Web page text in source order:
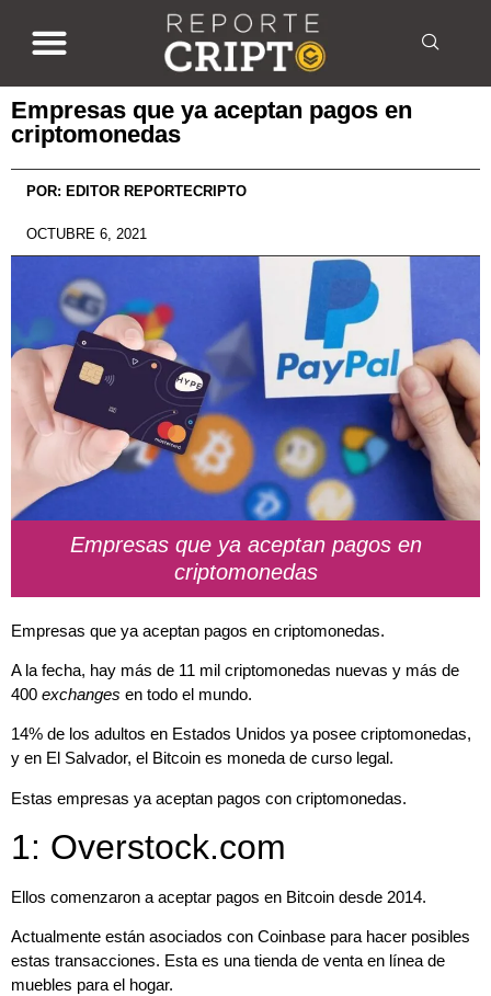
Empresas que ya aceptan pagos en
criptomonedas
POR: EDITOR REPORTECRIPTO
OCTUBRE 6, 2021
Empresas que ya aceptan pagos en
criptomonedas
Empresas que ya aceptan pagos en criptomonedas.
A la fecha, hay más de 11 mil criptomonedas nuevas y más de
400 exchanges en todo el mundo.
14% de los adultos en Estados Unidos ya posee criptomonedas,
y en El Salvador, el Bitcoin es moneda de curso legal.
Estas empresas ya aceptan pagos con criptomonedas.
1: Overstock.com
Ellos comenzaron a aceptar pagos en Bitcoin desde 2014.
Actualmente están asociados con Coinbase para hacer posibles
estas transacciones. Esta es unatienda de venta en línea de
muebles para el hogar.